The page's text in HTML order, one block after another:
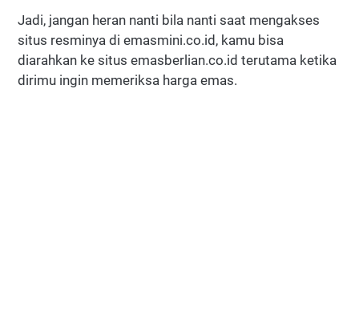
Jadi, jangan heran nanti bila nanti saat mengakses
situs resminya di emasmini.co.id, kamu bisa
diarahkan ke situs emasberlian.co.id terutama ketika
dirimu ingin memeriksa harga emas.